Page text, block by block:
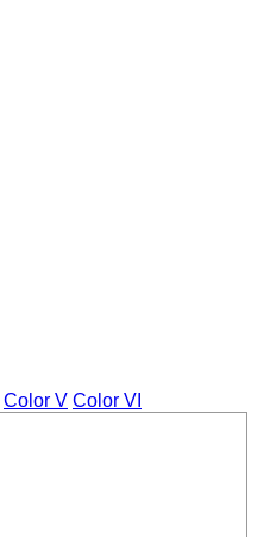
Color V Color VI